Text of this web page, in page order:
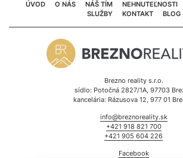
ÚVOD O NÁS NÁŠ TÍM NEHNUTEĽNOSTI
SLUŽBY
KONTAKT BLOG
Brezno reality s.r.o.
sídlo: Potočná 2827/1A, 97703
kancelária: Rázusova 12, 977 01
info@breznoreality.sk
+421 918 821 700
+421 905 604 226
Facebook